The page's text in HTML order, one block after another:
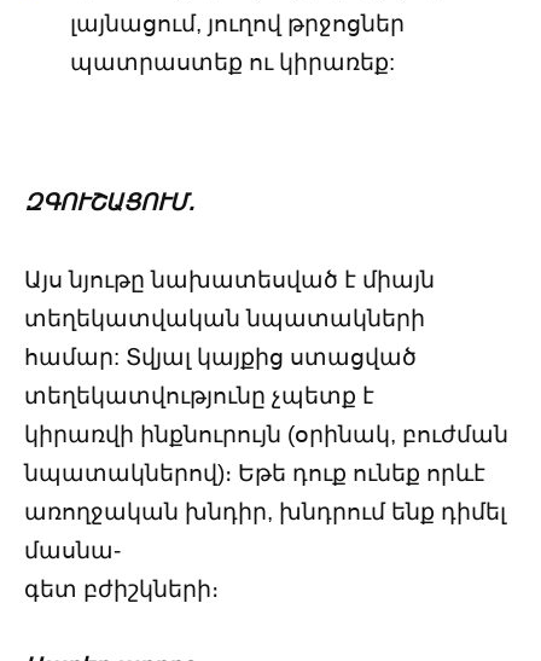
լայնացում, յուղով թրջոցներ
պատրաստեք ու կիրառեք:
ԶԳՈՒՇԱՑՈՒՄ․
Այս նյութը նախատեսված է միայն
տեղեկատվական նպատակների
համար: Տվյալ կայքից ստացված
տեղեկատվությունը չպետք է
կիրառվի ինքնուրույն (օրինակ, բուժման
նպատակներով)։ Եթե դուք ունեք որևէ
առողջական խնդիր, խնդրում ենք դիմել
մասնա-
գետ բժիշկների։